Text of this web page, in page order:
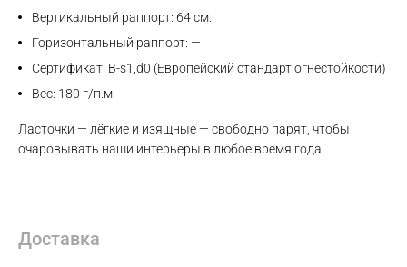
Вертикальный раппорт: 64 см.
Горизонтальный раппорт: —
Сертификат: B-s1,d0 (Европейский стандарт огнестойкости)
Вес: 180 г/п.м.
Ласточки — лёгкие и изящные — свободно парят, чтобы
очаровывать наши интерьеры в любое время года.
Доставка